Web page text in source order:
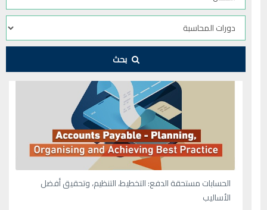
بحث
الحسابات مستحقة الدفع: التخطيط، التنظيم، وتحقيق أفضل
الأساليب